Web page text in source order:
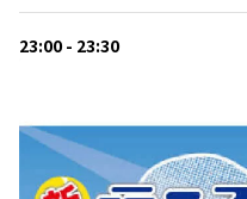
23:00 - 23:30